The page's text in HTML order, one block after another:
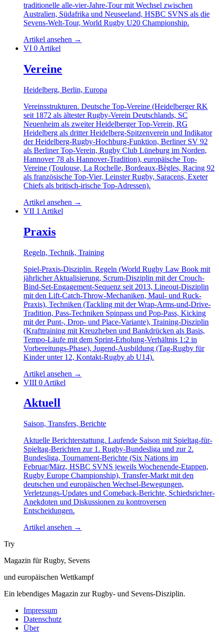
traditionelle alle-vier-Jahre-Tour mit Wechsel zwischen
Australien, Südafrika und Neuseeland, HSBC SVNS als die
Sevens-Welt-Tour, World Rugby U20 Championship.
Artikel ansehen →
VI 0 Artikel
Vereine
Heidelberg, Berlin, Europa
Vereinsstrukturen. Deutsche Top-Vereine (Heidelberger RK
seit 1872 als ältester Rugby-Verein Deutschlands, SC
Neuenheim als zweiter Heidelberger Top-Verein, RG
Heidelberg als dritter Heidelberg-Spitzenverein und Indikator
der Heidelberg-Rugby-Hochburg-Funktion, Berliner SV 92
als Berliner Top-Verein, Rugby Club Lüneburg im Norden,
Hannover 78 als Hannover-Tradition), europäische Top-
Vereine (Toulouse, La Rochelle, Bordeaux-Bègles, Racing 92
als französische Top-Vier, Leinster Rugby, Saracens, Exeter
Chiefs als britisch-irische Top-Adressen).
Artikel ansehen →
VII 1 Artikel
Praxis
Regeln, Technik, Training
Spiel-Praxis-Disziplin. Regeln (World Rugby Law Book mit
jährlicher Aktualisierung, Scrum-Disziplin mit der Crouch-
Bind-Set-Engagement-Sequenz seit 2013, Lineout-Disziplin
mit den Lift-Catch-Throw-Mechaniken, Maul- und Ruck-
Praxis), Techniken (Tackling mit der Wrap-Arms-und-Drive-
Tradition, Pass-Techniken Spinpass und Pop-Pass, Kicking
mit der Punt-, Drop- und Place-Variante), Training-Disziplin
(Krafttraining mit Kreuzheben und Bankdrücken als Basis,
Tempo-Läufe mit dem Sprint-Erholung-Verhältnis 1:2 in
Vorbereitungs-Phase), Jugend-Ausbildung (Tag-Rugby für
Kinder unter 12, Kontakt-Rugby ab U14).
Artikel ansehen →
VIII 0 Artikel
Aktuell
Saison, Transfers, Berichte
Aktuelle Berichterstattung. Laufende Saison mit Spieltag-für-
Spieltag-Berichten zur 1. Rugby-Bundesliga und zur 2.
Bundesliga, Tournament-Berichte (Six Nations im
Februar/März, HSBC SVNS jeweils Wochenende-Etappen,
Rugby Europe Championship), Transfer-Markt mit den
deutschen und europäischen Wechsel-Bewegungen,
Verletzungs-Updates und Comeback-Berichte, Schiedsrichter-
Anekdoten und Diskussionen zu kontroversen
Entscheidungen.
Artikel ansehen →
Try
Magazin für Rugby, Sevens
und europäischen Wettkampf
Ein lebendiges Magazin zur Rugby- und Sevens-Disziplin.
Impressum
Datenschutz
Über